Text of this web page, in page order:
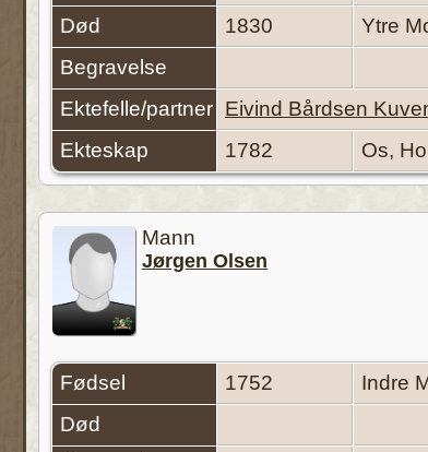
Død
1830
Ytre
Begravelse
Ektefelle/partner Eivind Bårdsen
Ekteskap
1782 Os,
Mann
Jørgen Olsen
Fødsel 1752
Indre
Død